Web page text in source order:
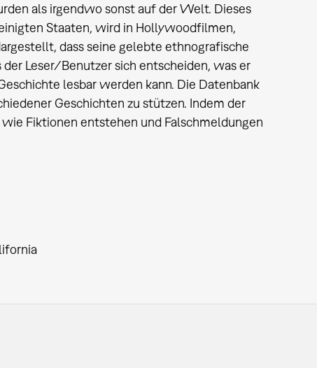
als irgendwo sonst auf der Welt. Dieses
Staaten, wird in Hollywoodfilmen,
dass seine gelebte ethnografische
Leser/Benutzer sich entscheiden, was er
lesbar werden kann. Die Datenbank
Geschichten zu stützen. Indem der
Fiktionen entstehen und Falschmeldungen